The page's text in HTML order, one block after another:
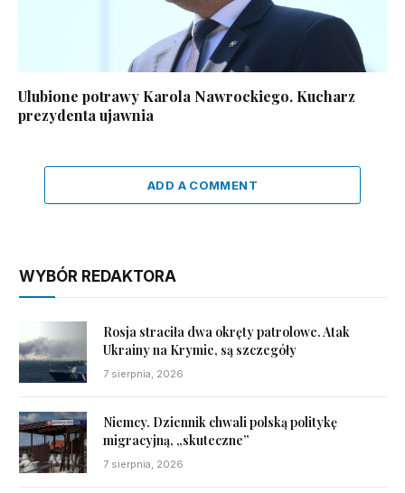
Ulubione potrawy Karola Nawrockiego. Kucharz
prezydenta ujawnia
ADD A COMMENT
WYBÓR REDAKTORA
Rosja straciła dwa okręty patrolowe. Atak
Ukrainy na Krymie, są szczegóły
7 sierpnia, 2026
Niemcy. Dziennik chwali polską politykę
migracyjną, „skuteczne”
7 sierpnia, 2026